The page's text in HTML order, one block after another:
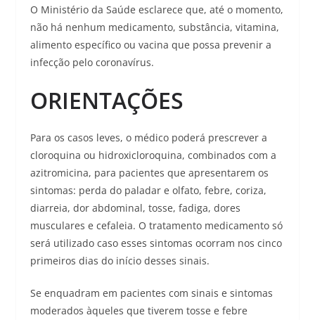
O Ministério da Saúde esclarece que, até o momento,
não há nenhum medicamento, substância, vitamina,
alimento específico ou vacina que possa prevenir a
infecção pelo coronavírus.
ORIENTAÇÕES
Para os casos leves, o médico poderá prescrever a
cloroquina ou hidroxicloroquina, combinados com a
azitromicina, para pacientes que apresentarem os
sintomas: perda do paladar e olfato, febre, coriza,
diarreia, dor abdominal, tosse, fadiga, dores
musculares e cefaleia. O tratamento medicamento só
será utilizado caso esses sintomas ocorram nos cinco
primeiros dias do início desses sinais.
Se enquadram em pacientes com sinais e sintomas
moderados àqueles que tiverem tosse e febre